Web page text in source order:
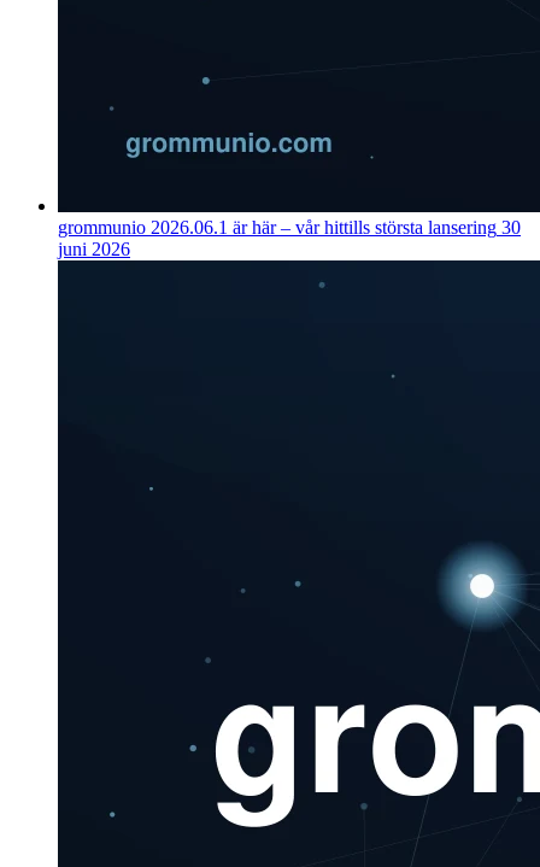
grommunio 2026.06.1 är här – vår hittills största lansering 30
juni 2026